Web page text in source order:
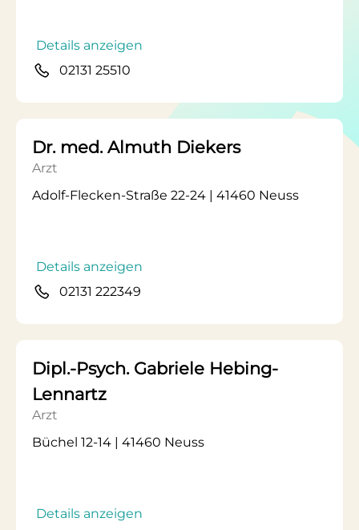
Details anzeigen
02131 25510
Dr. med. Almuth Diekers
Arzt
Adolf-Flecken-Straße 22-24 | 41460 Neuss
Details anzeigen
02131 222349
Dipl.-Psych. Gabriele Hebing-
Lennartz
Arzt
Büchel 12-14 | 41460 Neuss
Details anzeigen